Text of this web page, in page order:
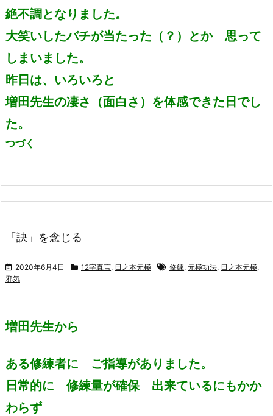
絶不調となりました。
大笑いしたバチが当たった（？）
とか 思って
しまいました。
昨日は、いろいろと
増田先生の凄さ（面白さ） を体感できた日でし
た。
つづく
「訣」を念じる
2020年6月4日 12字真言, 日之本元極 修練, 元極功法, 日之本元極,
邪気
増田先生から
ある修練者に ご指導がありました。
日常的に 修練量が確保 出来ているにもかか
わらず